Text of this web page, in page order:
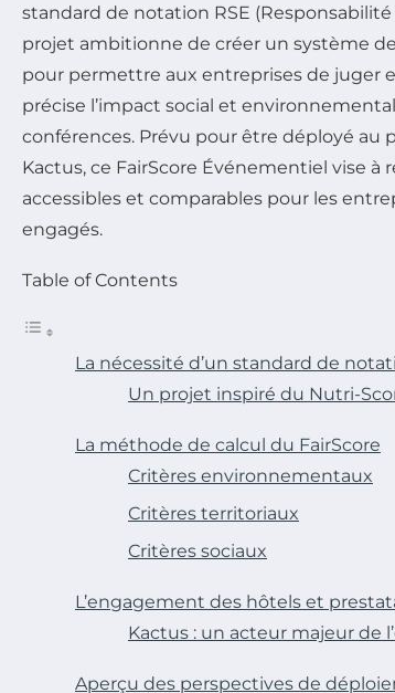
standard de notation RSE
projet ambitionne de créer un système
pour permettre aux entreprises de juger
précise l’impact social et
conférences. Prévu pour être déployé au
Kactus, ce FairScore Événementiel vise à
accessibles et comparables pour les
engagés.
Table of Contents
La nécessité d’un standard de
Un projet inspiré du Nutri-
La méthode de calcul du FairScore
Critères environnementaux
Critères territoriaux
Critères sociaux
L’engagement des hôtels et
Kactus : un acteur majeur de
Aperçu des perspectives de